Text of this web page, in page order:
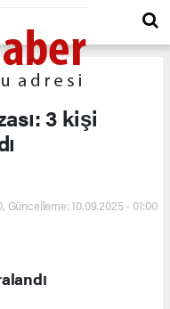
3 kişi
Güncelleme: 10.09.2025 - 01:00